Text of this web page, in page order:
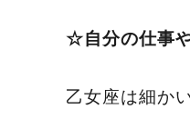
☆自分の仕事
乙女座は細か